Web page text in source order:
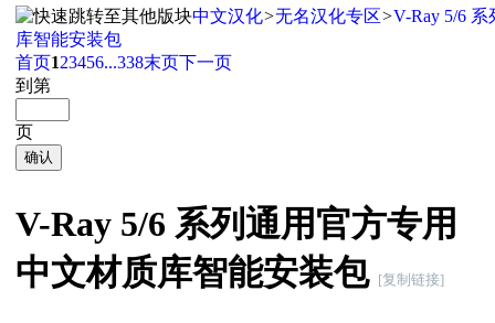
中文汉化>无名汉化专区>V-Ray 5/6
库智能安装包
首页123456...338末页下一页
到第
页
确认
V-Ray 5/6 系列通用官方专用
中文材质库智能安装包
[复制链接]